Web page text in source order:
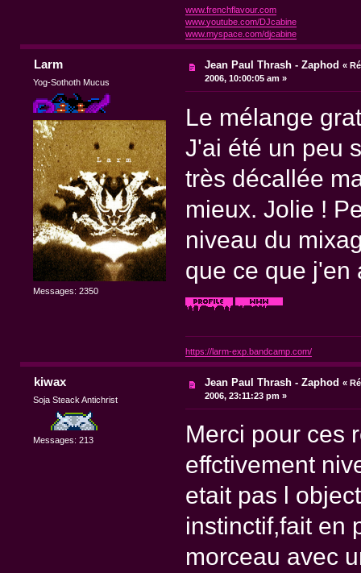
www.frenchflavour.com
www.youtube.com/DJcabine
www.myspace.com/djcabine
Larm
Yog-Sothoth Mucus
Messages: 2350
Jean Paul Thrash - Zaphod «
2006, 10:00:05 am »
Le mélange
J'ai été un peu
très décallée
mieux. Jolie !
niveau du
que ce que j'en
https://larm-exp.bandcamp.com/
kiwax
Soja Steack Antichrist
Messages: 213
Jean Paul Thrash - Zaphod «
2006, 23:11:23 pm »
Merci pour ces
effctivement
etait pas l
instinctif,fait en
morceau avec